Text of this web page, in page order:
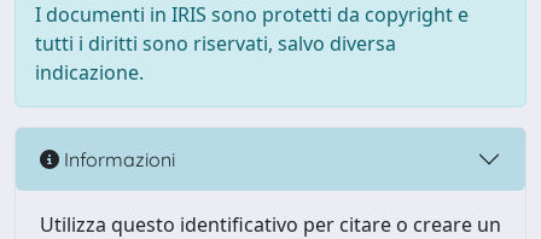
I documenti in IRIS sono protetti da copyright e
tutti i diritti sono riservati, salvo diversa
indicazione.
Informazioni
Utilizza questo identificativo per citare o creare un